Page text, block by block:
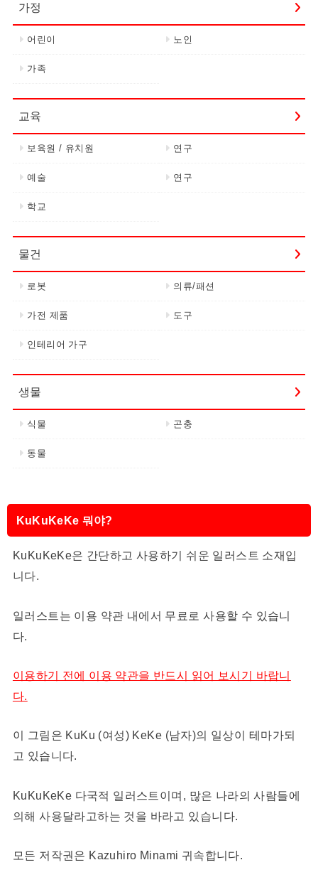
가정
어린이 노인
가족
교육
보육원 / 유치원 연구
예술 연구
학교
물건
로봇 의류/패션
가전 제품 도구
인테리어 가구
생물
식물 곤충
동물
KuKuKeKe 뭐야?
KuKuKeKe은 간단하고 사용하기 쉬운 일러스트 소재입
니다.
일러스트는 이용 약관 내에서 무료로 사용할 수 있습니
다.
이용하기 전에 이용 약관을 반드시 읽어 보시기 바랍니
다.
이 그림은 KuKu (여성) KeKe (남자)의 일상이 테마가되
고 있습니다.
KuKuKeKe 다국적 일러스트이며, 많은 나라의 사람들에
의해 사용달라고하는 것을 바라고 있습니다.
모든 저작권은 Kazuhiro Minami 귀속합니다.